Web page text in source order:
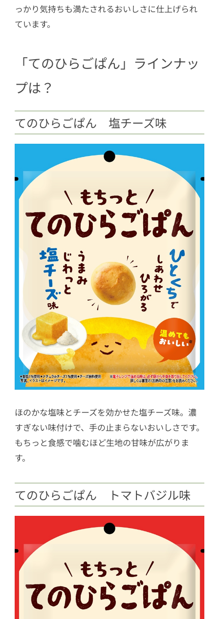
っかり気持ちも満たされるおいしさに仕上げられ
ています。
「てのひらごぱん」ラインナッ
プは？
てのひらごぱん 塩チーズ味
ほのかな塩味とチーズを効かせた塩チーズ味。濃
すぎない味付けで、手の止まらないおいしさです。
もちっと食感で噛むほど生地の甘味が広がりま
す。
てのひらごぱん トマトバジル味